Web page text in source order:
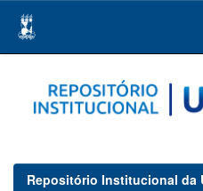
navigation
Repositório Institucional da